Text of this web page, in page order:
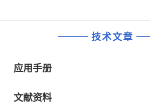
技术文章
应用手册
文献资料